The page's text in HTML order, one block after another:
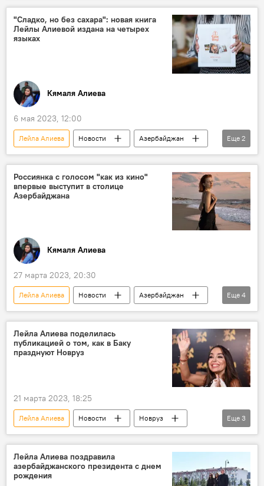
Чингиз Мустафаев
"Сладко, но без сахара": новая книга
Лейлы Алиевой издана на четырех
языках
Кямаля Алиева
6 мая 2023, 12:00
Лейла Алиева Новости
Азербайджан
Общество
Кулинария
Еще 2
Россиянка с голосом "как из кино"
впервые выступит в столице
Азербайджана
Кямаля Алиева
27 марта 2023, 20:30
Лейла Алиева Новости
Азербайджан
Россия
Баку
Москва
ЖИЗНЬ
Еще 4
Лейла Алиева поделилась
публикацией о том, как в Баку
празднуют Новруз
21 марта 2023, 18:25
Лейла Алиева Новости
Новруз
Публикация
видео Баку
Еще 3
Лейла Алиева поздравила
азербайджанского президента с днем
рождения